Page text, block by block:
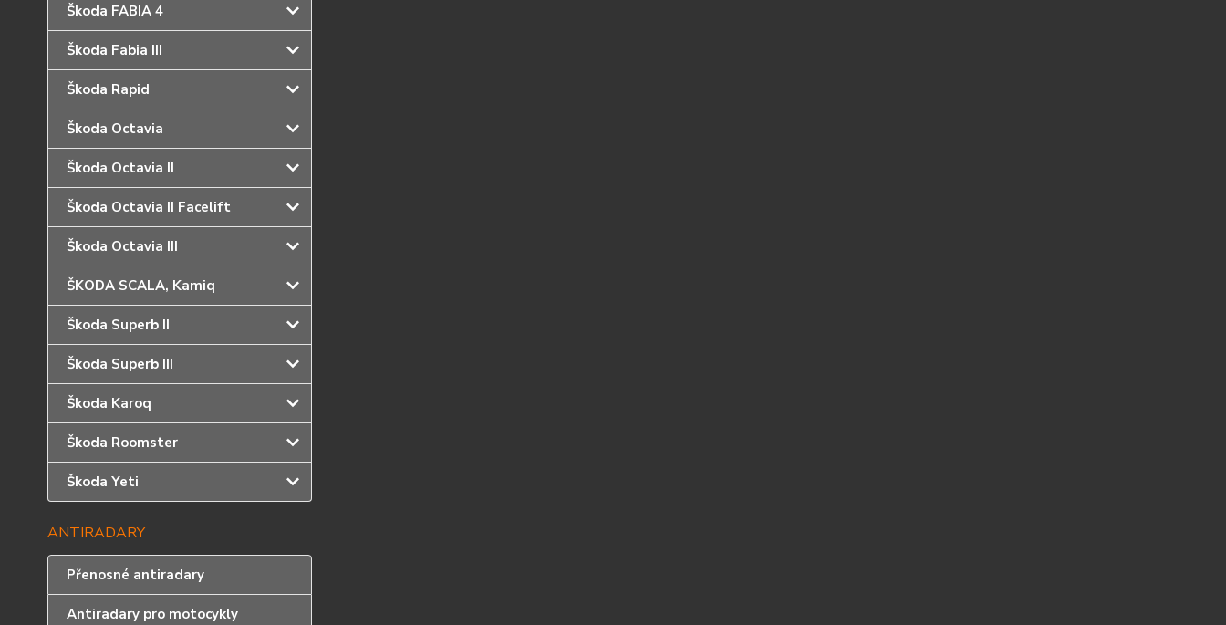
Škoda FABIA 4
Škoda Fabia III
Škoda Rapid
Škoda Octavia
Škoda Octavia II
Škoda Octavia II Facelift
Škoda Octavia III
ŠKODA SCALA, Kamiq
Škoda Superb II
Škoda Superb III
Škoda Karoq
Škoda Roomster
Škoda Yeti
ANTIRADARY
Přenosné antiradary
Antiradary pro motocykly